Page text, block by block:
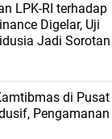
LPK-RI terhadap
Digelar, Uji
Jadi Sorotan
di Pusat
Pengamanan